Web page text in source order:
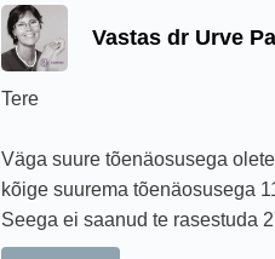
Vastas dr Urve
Tere
Väga suure tõenäosusega
kõige suurema tõenäosusega
Seega ei saanud te rasestuda